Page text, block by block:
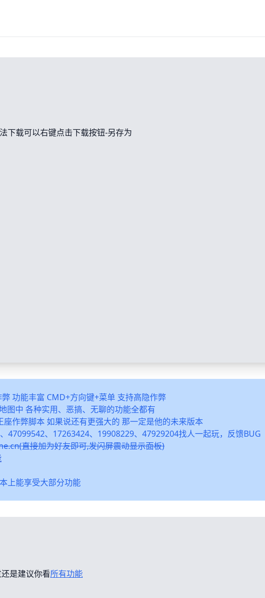
下载可以右键点击下载按钮-另存为
功能丰富 CMD+方向键+菜单 支持高隐作弊
图中 各种实用、恶搞、无聊的功能全都有
作弊脚本 如果说还有更强大的 那一定是他的未来版本
47099542、17263424、19908229、47929204找人一起玩，反馈BUG
直接加为好友即可,发闪屏震动显示面板)
上能享受大部分功能
是建议你看所有功能